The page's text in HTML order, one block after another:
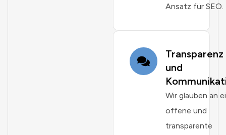
Ansatz für SEO.
Transparenz
und
Wir glauben an
offene und
transparente